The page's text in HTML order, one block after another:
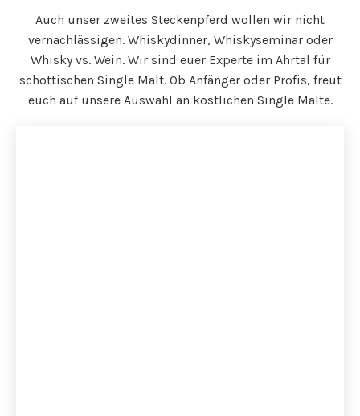
Auch unser zweites Steckenpferd wollen wir nicht
vernachlässigen. Whiskydinner, Whiskyseminar oder
Whisky vs. Wein. Wir sind euer Experte im Ahrtal für
schottischen Single Malt. Ob Anfänger oder Profis, freut
euch auf unsere Auswahl an köstlichen Single Malte.